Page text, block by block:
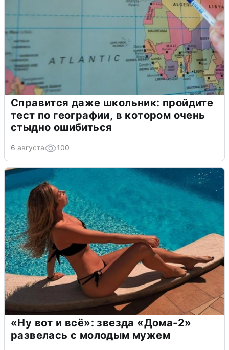
Справится даже школьник: пройдите
тест по географии, в котором очень
стыдно ошибиться
6 августа 100
«Ну вот и всё»: звезда «Дома-2»
развелась с молодым мужем